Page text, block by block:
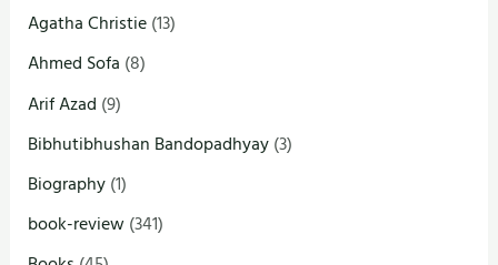
Agatha Christie(13)
Ahmed Sofa (8)
Arif Azad (9)
Bibhutibhushan Bandopadhyay(3)
Biography(1)
book-review(341)